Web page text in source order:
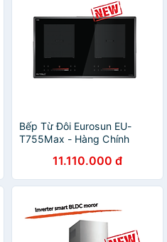
Bếp Từ Đôi Eurosun EU-
T755Max - Hàng Chính
11.110.000 đ